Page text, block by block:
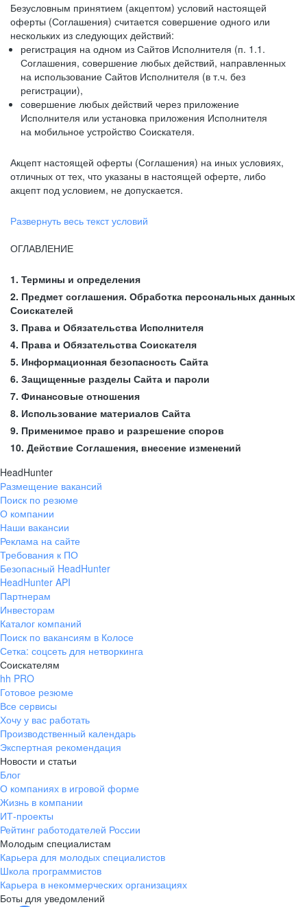
Безусловным принятием (акцептом) условий настоящей
оферты (Соглашения) считается совершение одного или
нескольких из следующих действий:
регистрация на одном из Сайтов Исполнителя (п. 1.1.
Соглашения, совершение любых действий, направленных
на использование Сайтов Исполнителя (в т.ч. без
регистрации),
совершение любых действий через приложение
Исполнителя или установка приложения Исполнителя
на мобильное устройство Соискателя.
Акцепт настоящей оферты (Соглашения) на иных условиях,
отличных от тех, что указаны в настоящей оферте, либо
акцепт под условием, не допускается.
Развернуть весь текст условий
ОГЛАВЛЕНИЕ
1. Термины и определения
2. Предмет соглашения. Обработка персональных данных
Соискателей
3. Права и Обязательства Исполнителя
4. Права и Обязательства Соискателя
5. Информационная безопасность Сайта
6. Защищенные разделы Сайта и пароли
7. Финансовые отношения
8. Использование материалов Сайта
9. Применимое право и разрешение споров
10. Действие Соглашения, внесение изменений
HeadHunter
Размещение вакансий
Поиск по резюме
О компании
Наши вакансии
Реклама на сайте
Требования к ПО
Безопасный HeadHunter
HeadHunter API
Партнерам
Инвесторам
Каталог компаний
Поиск по вакансиям в Колосе
Сетка: соцсеть для нетворкинга
Соискателям
hh PRO
Готовое резюме
Все сервисы
Хочу у вас работать
Производственный календарь
Экспертная рекомендация
Новости и статьи
Блог
О компаниях в игровой форме
Жизнь в компании
ИТ-проекты
Рейтинг работодателей России
Молодым специалистам
Карьера для молодых специалистов
Школа программистов
Карьера в некоммерческих организациях
Боты для уведомлений